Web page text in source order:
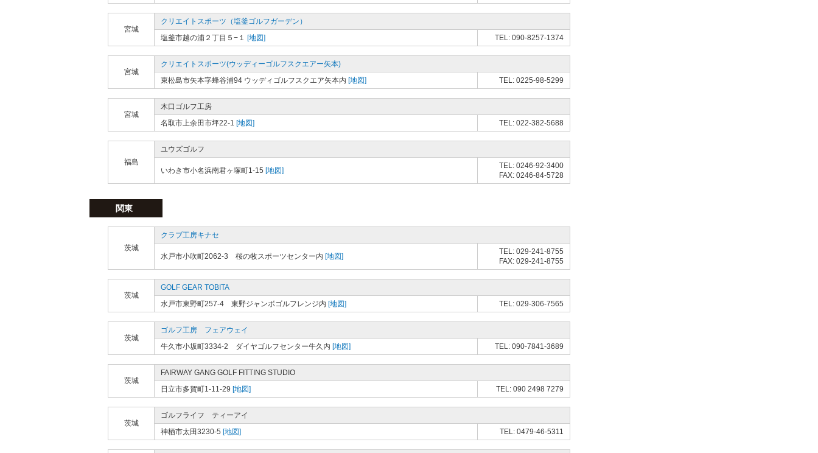
宮城
クリエイトスポーツ（塩釜ゴルフガーデン）
塩釜市越の浦２丁目５−１ [地図] TEL: 090-8257-1374
宮城
クリエイトスポーツ(ウッディーゴルフスクエアー矢本)
東松島市矢本字蜂谷浦94 ウッディゴルフスクエア矢本内 [地図] TEL: 0225-98-5299
宮城
木口ゴルフ工房
名取市上余田市坪22-1 [地図] TEL: 022-382-5688
福島
ユウズゴルフ
いわき市小名浜南君ヶ塚町1-15 [地図]
TEL: 0246-92-3400
FAX: 0246-84-5728
関東
茨城
クラブ工房キナセ
水戸市小吹町2062-3 桜の牧スポーツセンター内 [地図]
TEL: 029-241-8755
FAX: 029-241-8755
茨城
GOLF GEAR TOBITA
水戸市東野町257-4 東野ジャンボゴルフレンジ内 [地図] TEL: 029-306-7565
茨城
ゴルフ工房 フェアウェイ
牛久市小坂町3334-2 ダイヤゴルフセンター牛久内 [地図] TEL: 090-7841-3689
茨城
FAIRWAY GANG GOLF FITTING STUDIO
日立市多賀町1-11-29 [地図] TEL: 090 2498 7279
茨城
ゴルフライフ ティーアイ
神栖市太田3230-5 [地図] TEL: 0479-46-5311